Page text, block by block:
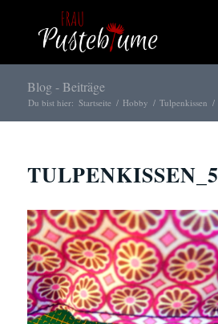
Blog - Beiträge
Du bist hier: Startseite / Hobby / Tulpenkissen /
TULPENKISSEN_5